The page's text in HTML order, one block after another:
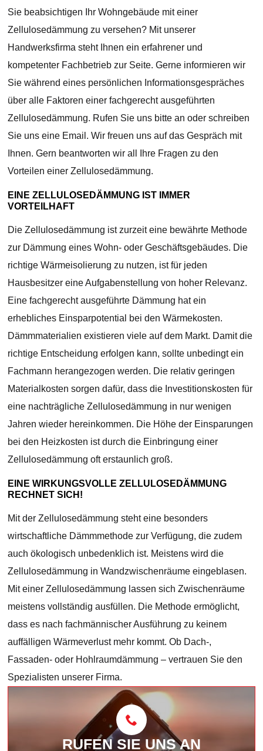
Sie beabsichtigen Ihr Wohngebäude mit einer
Zellulosedämmung zu versehen? Mit unserer
Handwerksfirma steht Ihnen ein erfahrener und
kompetenter Fachbetrieb zur Seite. Gerne informieren wir
Sie während eines persönlichen Informationsgespräches
über alle Faktoren einer fachgerecht ausgeführten
Zellulosedämmung. Rufen Sie uns bitte an oder schreiben
Sie uns eine Email. Wir freuen uns auf das Gespräch mit
Ihnen. Gern beantworten wir all Ihre Fragen zu den
Vorteilen einer Zellulosedämmung.
EINE ZELLULOSEDÄMMUNG IST IMMER
VORTEILHAFT
Die Zellulosedämmung ist zurzeit eine bewährte Methode
zur Dämmung eines Wohn- oder Geschäftsgebäudes. Die
richtige Wärmeisolierung zu nutzen, ist für jeden
Hausbesitzer eine Aufgabenstellung von hoher Relevanz.
Eine fachgerecht ausgeführte Dämmung hat ein
erhebliches Einsparpotential bei den Wärmekosten.
Dämmmaterialien existieren viele auf dem Markt. Damit die
richtige Entscheidung erfolgen kann, sollte unbedingt ein
Fachmann herangezogen werden. Die relativ geringen
Materialkosten sorgen dafür, dass die Investitionskosten für
eine nachträgliche Zellulosedämmung in nur wenigen
Jahren wieder hereinkommen. Die Höhe der Einsparungen
bei den Heizkosten ist durch die Einbringung einer
Zellulosedämmung oft erstaunlich groß.
EINE WIRKUNGSVOLLE ZELLULOSEDÄMMUNG
RECHNET SICH!
Mit der Zellulosedämmung steht eine besonders
wirtschaftliche Dämmmethode zur Verfügung, die zudem
auch ökologisch unbedenklich ist. Meistens wird die
Zellulosedämmung in Wandzwischenräume eingeblasen.
Mit einer Zellulosedämmung lassen sich Zwischenräume
meistens vollständig ausfüllen. Die Methode ermöglicht,
dass es nach fachmännischer Ausführung zu keinem
auffälligen Wärmeverlust mehr kommt. Ob Dach-,
Fassaden- oder Hohlraumdämmung – vertrauen Sie den
Spezialisten unserer Firma.
RUFEN SIE UNS AN